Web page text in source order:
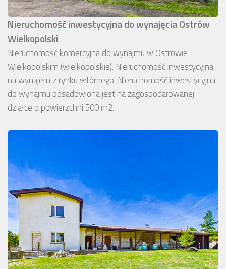
Nieruchomość inwestycyjna do wynajęcia Ostrów
Wielkopolski
Nieruchomość komercyjna do wynajmu w Ostrowie
Wielkopolskim (wielkopolskie). Nieruchomość inwestycyjna
na wynajem z rynku wtórnego. Nieruchomość inwestycyjna
do wynajmu posadowiona jest na zagospodarowanej
działce o powierzchni 500 m2.